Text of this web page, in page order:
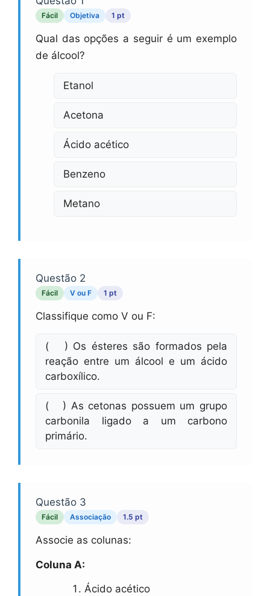
Fácil Objetiva 1 pt
Qual das opções a seguir é um exemplo
de álcool?
Etanol
Acetona
Ácido acético
Benzeno
Metano
Questão 2
Fácil V ou F 1 pt
Classifique como V ou F:
( ) Os ésteres são formados pela
reação entre um álcool e um ácido
carboxílico.
( ) As cetonas possuem um grupo
carbonila ligado a um carbono
primário.
Questão 3
Fácil Associação 1.5 pt
Associe as colunas:
Coluna A:
Ácido acético